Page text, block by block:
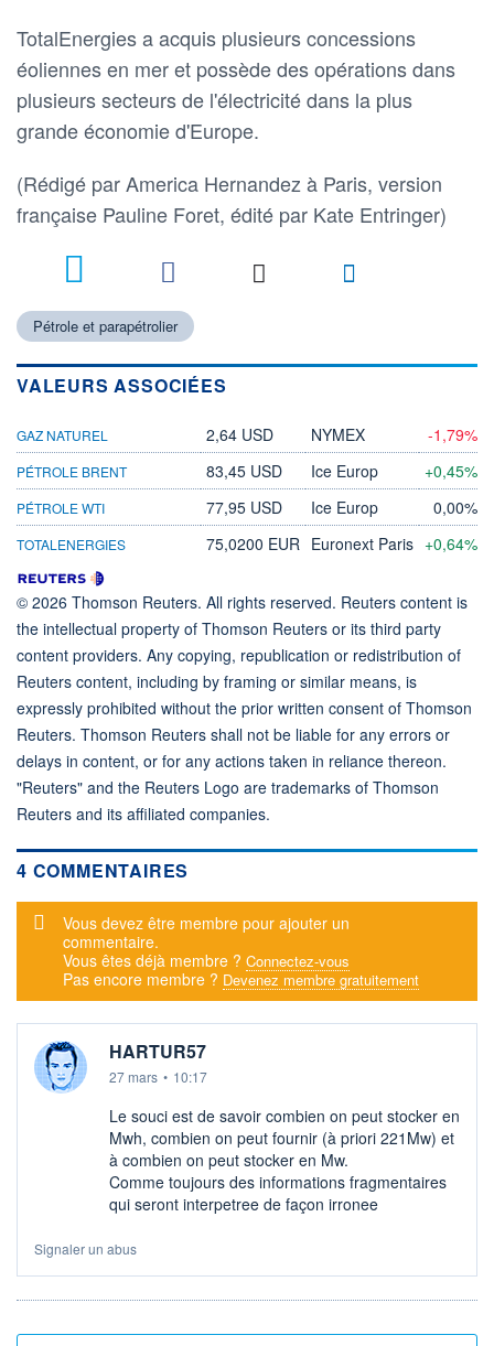
TotalEnergies a acquis plusieurs concessions
éoliennes en mer et possède des opérations dans
plusieurs secteurs de l'électricité dans la plus
grande économie d'Europe.
(Rédigé par America Hernandez à Paris, version
française Pauline Foret, édité par Kate Entringer)
Pétrole et parapétrolier
VALEURS ASSOCIÉES
GAZ NATUREL 2,64 USD NYMEX -1,79%
PÉTROLE BRENT 83,45 USD Ice Europ +0,45%
PÉTROLE WTI 77,95 USD Ice Europ 0,00%
TOTALENERGIES 75,0200 EUR Euronext Paris +0,64%
© 2026 Thomson Reuters. All rights reserved. Reuters content is
the intellectual property of Thomson Reuters or its third party
content providers. Any copying, republication or redistribution of
Reuters content, including by framing or similar means, is
expressly prohibited without the prior written consent of Thomson
Reuters. Thomson Reuters shall not be liable for any errors or
delays in content, or for any actions taken in reliance thereon.
"Reuters" and the Reuters Logo are trademarks of Thomson
Reuters and its affiliated companies.
4 COMMENTAIRES
Message d'alerte
Vous devez être membre pour ajouter un
commentaire.
Vous êtes déjà membre ? Connectez-vous
Pas encore membre ? Devenez membre gratuitement
HARTUR57
27 mars • 10:17
Le souci est de savoir combien on peut stocker en
Mwh, combien on peut fournir (à priori 221Mw) et
à combien on peut stocker en Mw.
Comme toujours des informations fragmentaires
qui seront interpetree de façon irronee
Signaler un abus